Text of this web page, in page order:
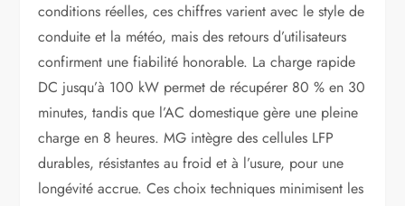
conditions réelles, ces chiffres varient avec le style de
conduite et la météo, mais des retours d’utilisateurs
confirment une fiabilité honorable. La charge rapide
DC jusqu’à 100 kW permet de récupérer 80 % en 30
minutes, tandis que l’AC domestique gère une pleine
charge en 8 heures. MG intègre des cellules LFP
durables, résistantes au froid et à l’usure, pour une
longévité accrue. Ces choix techniques minimisent les